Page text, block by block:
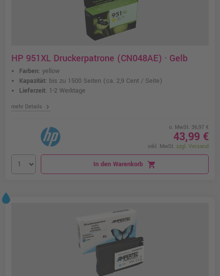
HP 951XL Druckerpatrone (CN048AE) · Gelb
Farben: yellow
Kapazität: bis zu 1500 Seiten (ca. 2,9 Cent / Seite)
Lieferzeit: 1-2 Werktage
mehr Details chevron_right
o. MwSt. 36,97 €
43,99 €
inkl. MwSt. zzgl. Versand
In den Warenkorb shopping_cart